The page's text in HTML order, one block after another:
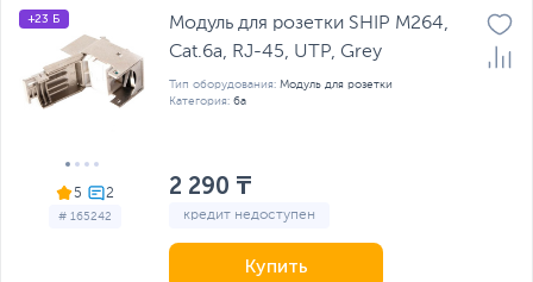
5
# 165242
+23 Б
Модуль для розетки SHIP M264,
Cat.6a, RJ-45, UTP, Grey
Тип оборудования: Модуль для розетки
Категория: 6a
2 290 ₸
кредит недоступен
Купить